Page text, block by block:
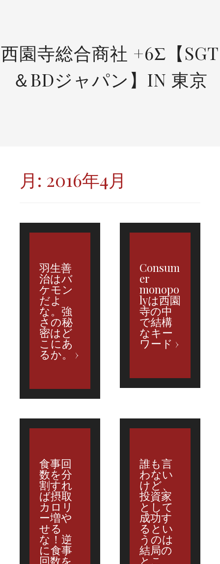
西園寺総合商社 +6Σ【SGT
＆BDジャパン】IN 東京
月: 2016年4月
羽生善
治はバ
ケモン
だよ
な。強
さの秘
密はど
こにあ
るか。
Consum
er
monopo
lyは西園
寺の中
で結構
なキー
ワード
食事回
数を分
割すれ
ば摂取
カロリ
ー増や
せる
な！逆
に食事
回数を
誰も言
わない
けど、
投資家
として
成功す
るとい
うのは
結局の
とこ